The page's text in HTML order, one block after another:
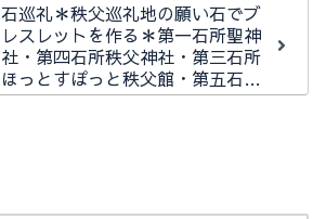
石巡礼＊秩父巡礼地の願い石でブ
レスレットを作る＊第一石所聖神
社・第四石所秩父神社・第三石所
ほっとすぽっと秩父館・第五石所
秩父今宮神社石所